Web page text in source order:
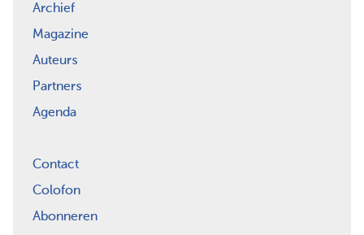
Archief
Magazine
Auteurs
Partners
Agenda
Contact
Colofon
Abonneren